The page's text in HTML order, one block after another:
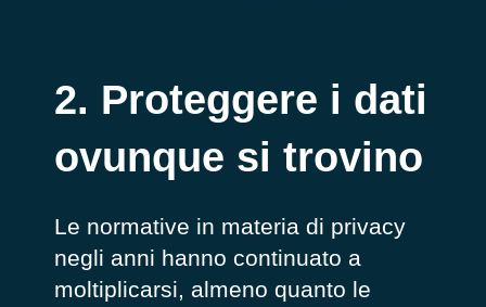
2. Proteggere i dati
ovunque si trovino
Le normative in materia di privacy
negli anni hanno continuato a
moltiplicarsi, almeno quanto le